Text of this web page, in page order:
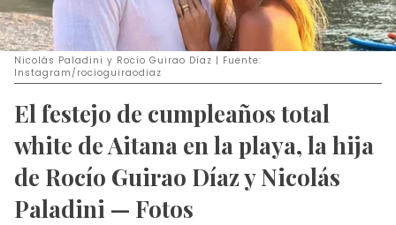
Nicolás Paladini y Rocío Guirao Díaz | Fuente:
Instagram/rocioguiraodiaz
El festejo de cumpleaños total
white de Aitana en la playa, la hija
de Rocío Guirao Díaz y Nicolás
Paladini — Fotos